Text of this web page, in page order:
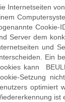
Internetseiten
Cookie-
Server dem
und
Ein
kann
Setzung
optimiert
ist